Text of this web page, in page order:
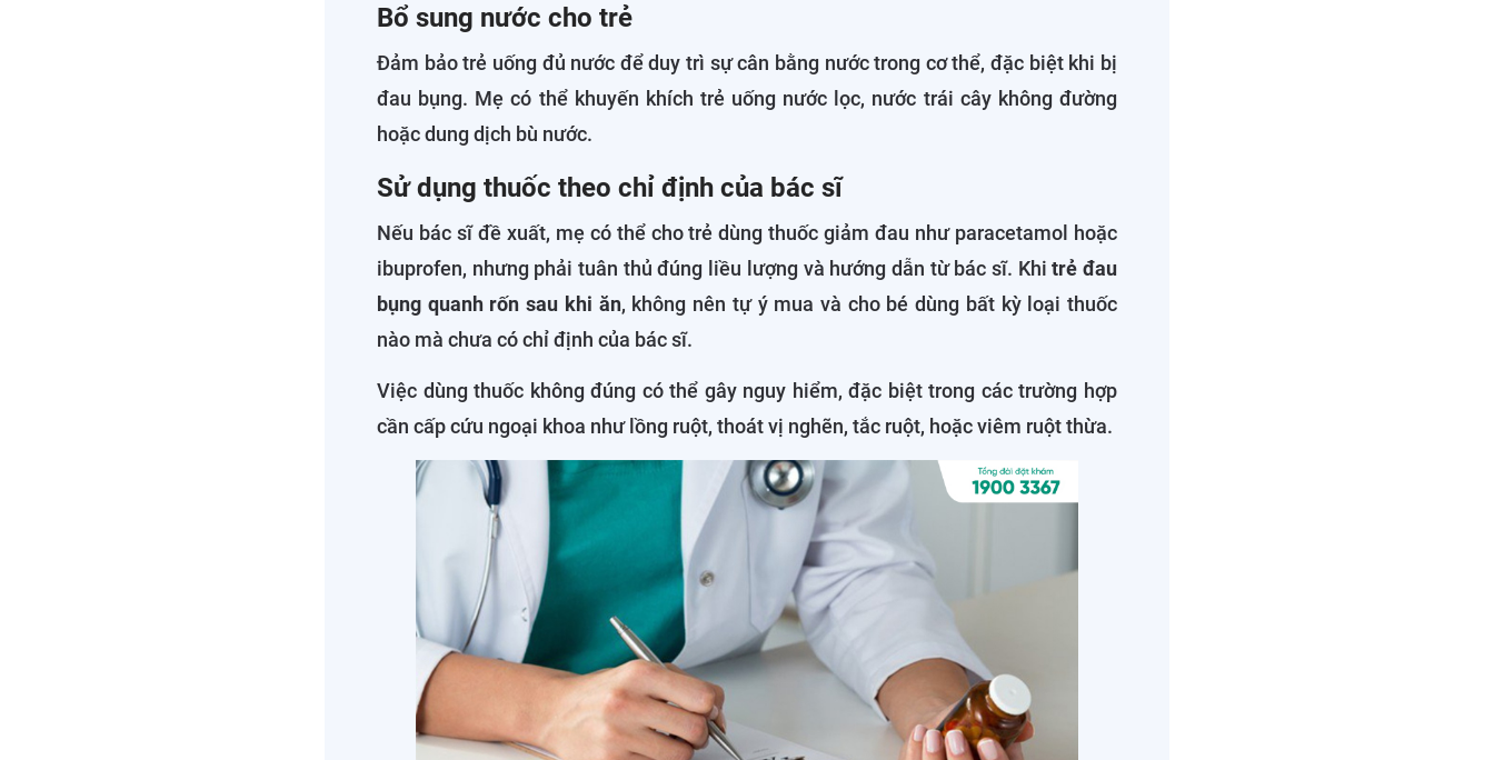
Bổ sung nước cho trẻ
Đảm bảo trẻ uống đủ nước để duy trì sự cân bằng nước trong cơ thể, đặc biệt khi bị
đau bụng. Mẹ có thể khuyến khích trẻ uống nước lọc, nước trái cây không đường
hoặc dung dịch bù nước.
Sử dụng thuốc theo chỉ định của bác sĩ
Nếu bác sĩ đề xuất, mẹ có thể cho trẻ dùng thuốc giảm đau như paracetamol hoặc
ibuprofen, nhưng phải tuân thủ đúng liều lượng và hướng dẫn từ bác sĩ. Khitrẻ đau
bụng quanh rốn sau khi ăn, không nên tự ý mua và cho bé dùng bất kỳ loại thuốc
nào mà chưa có chỉ định của bác sĩ.
Việc dùng thuốc không đúng có thể gây nguy hiểm, đặc biệt trong các trường hợp
cần cấp cứu ngoại khoa như lồng ruột, thoát vị nghẽn, tắc ruột, hoặc viêm ruột thừa.